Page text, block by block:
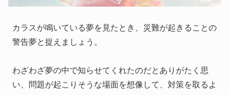
カラスが鳴いている夢を見たとき、災難が起きることの
警告夢と捉えましょう。
わざわざ夢の中で知らせてくれたのだとありがたく思
い、問題が起こりそうな場面を想像して、対策を取るよ